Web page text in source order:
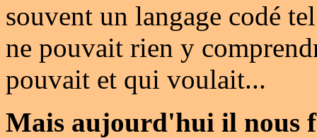
souvent un langage codé
ne pouvait rien y
pouvait et qui voulait...
Mais aujourd'hui il nous